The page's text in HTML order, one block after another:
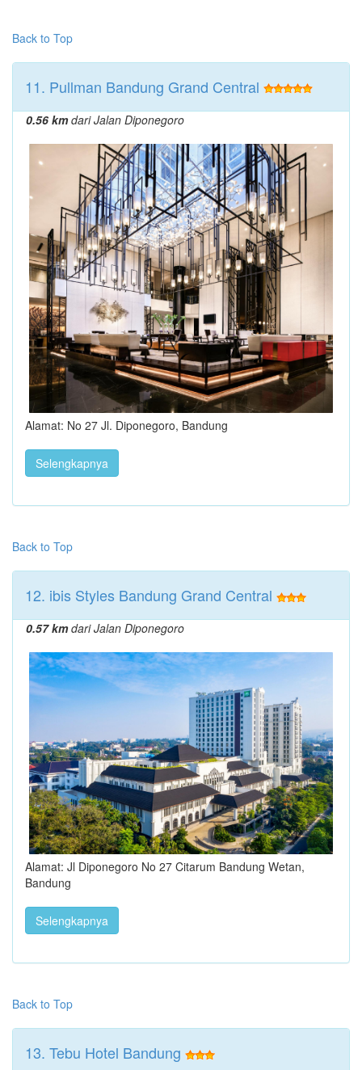
Back to Top
11. Pullman Bandung Grand Central
0.56 kmdari Jalan Diponegoro
Alamat: No 27 Jl. Diponegoro, Bandung
Selengkapnya
Back to Top
12. ibis Styles Bandung Grand Central
0.57 kmdari Jalan Diponegoro
Alamat: Jl Diponegoro No 27 Citarum Bandung Wetan,
Bandung
Selengkapnya
Back to Top
13. Tebu Hotel Bandung